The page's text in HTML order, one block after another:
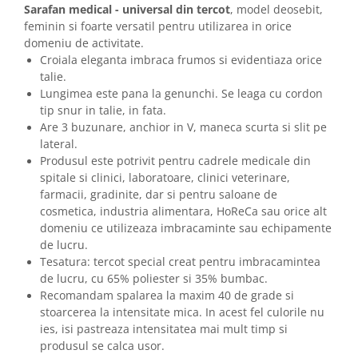
Sarafan medical - universal din tercot, model deosebit,
feminin si foarte versatil pentru utilizarea in orice
domeniu de activitate.
Croiala eleganta imbraca frumos si evidentiaza orice
talie.
Lungimea este pana la genunchi. Se leaga cu cordon
tip snur in talie, in fata.
Are 3 buzunare, anchior in V, maneca scurta si slit pe
lateral.
Produsul este potrivit pentru cadrele medicale din
spitale si clinici, laboratoare, clinici veterinare,
farmacii, gradinite, dar si pentru saloane de
cosmetica, industria alimentara, HoReCa sau orice alt
domeniu ce utilizeaza imbracaminte sau echipamente
de lucru.
Tesatura: tercot special creat pentru imbracamintea
de lucru, cu 65% poliester si 35% bumbac.
Recomandam spalarea la maxim 40 de grade si
stoarcerea la intensitate mica. In acest fel culorile nu
ies, isi pastreaza intensitatea mai mult timp si
produsul se calca usor.